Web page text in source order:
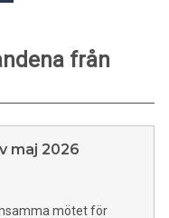
från
maj 2026
mötet för